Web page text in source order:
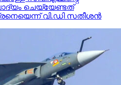
ചെയ്യേണ്ടത്
വി.ഡി സതീശന്‍